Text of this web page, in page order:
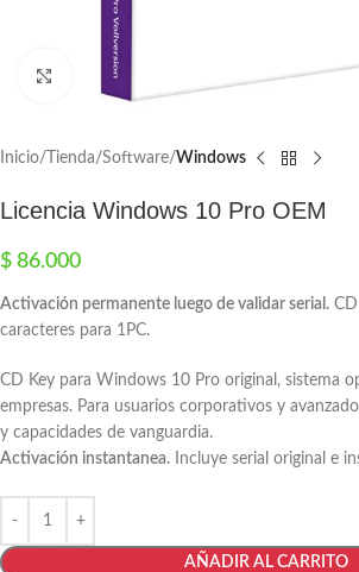
Click to enlarge
Inicio Tienda Software Windows
Licencia Windows 10 Pro OEM
$ 86.000
Activación permanente luego de validar serial.
caracteres para 1PC.
CD Key para Windows 10 Pro original, sistema
empresas. Para usuarios corporativos y
y capacidades de vanguardia.
Activación instantanea. Incluye serial original e
AÑADIR AL CARRITO